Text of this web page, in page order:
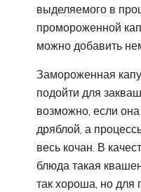
выделяемого в
промороженной
можно добавить
Замороженная
подойти для
возможно, если
дряблой, а
весь кочан. В
блюда такая
так хороша, но для